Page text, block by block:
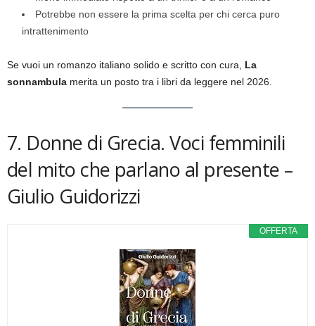
Potrebbe non essere la prima scelta per chi cerca puro
intrattenimento
Se vuoi un romanzo italiano solido e scritto con cura, La
sonnambula merita un posto tra i libri da leggere nel 2026.
7. Donne di Grecia. Voci femminili
del mito che parlano al presente –
Giulio Guidorizzi
OFFERTA